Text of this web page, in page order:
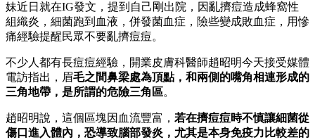
妹近日就在IG發文，提到自己剛出院，因亂擠痘造成蜂窩性
組織炎，細菌跑到血液，併發菌血症，險些變成敗血症，用慘
痛經驗提醒民眾不要亂擠痘痘。
不少人都有長痘痘經驗，開業皮膚科醫師趙昭明今天接受媒體
電訪指出，眉毛之間鼻梁處為頂點，和兩側的嘴角相連形成的
三角地帶，是所謂的危險三角區。
趙昭明說，這個區塊因血流豐富， 若在擠痘痘時不慎讓細菌從
傷口進入體內，恐導致腦部發炎，尤其是本身免疫力比較差的